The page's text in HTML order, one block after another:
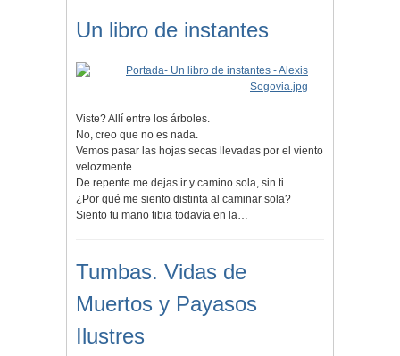
Un libro de instantes
Viste? Allí entre los árboles.
No, creo que no es nada.
Vemos pasar las hojas secas llevadas por el viento
velozmente.
De repente me dejas ir y camino sola, sin ti.
¿Por qué me siento distinta al caminar sola?
Siento tu mano tibia todavía en la…
Tumbas. Vidas de
Muertos y Payasos
Ilustres